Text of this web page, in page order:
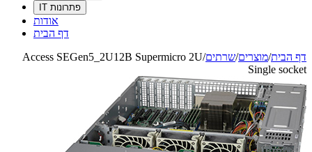
פתרונות IT
אודות
דף הבית
דף הבית/מוצרים/שרתים/
Access SEGen5_2U12B Supermicro 2U
Single socket